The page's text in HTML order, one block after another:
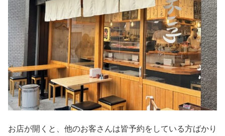
お店が開くと、他のお客さんは皆予約をしている方ばかり